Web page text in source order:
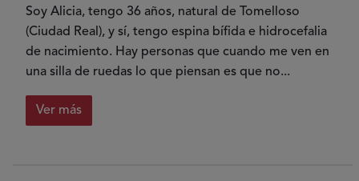
sonreír
todos
los
Soy Alicia, tengo 36 años, natural de Tomelloso
(Ciudad Real), y sí, tengo espina bífida e hidrocefalia
de nacimiento. Hay personas que cuando me ven en
una silla de ruedas lo que piensan es que no...
Ver más
sobre